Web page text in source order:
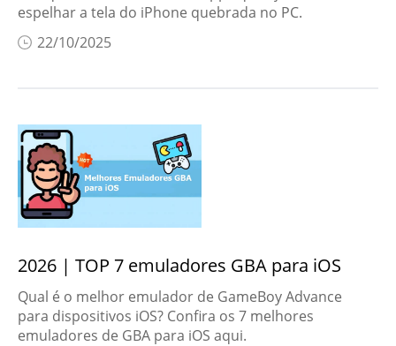
espelhar a tela do iPhone quebrada no PC.
22/10/2025
2026 | TOP 7 emuladores GBA para iOS
Qual é o melhor emulador de GameBoy Advance
para dispositivos iOS? Confira os 7 melhores
emuladores de GBA para iOS aqui.